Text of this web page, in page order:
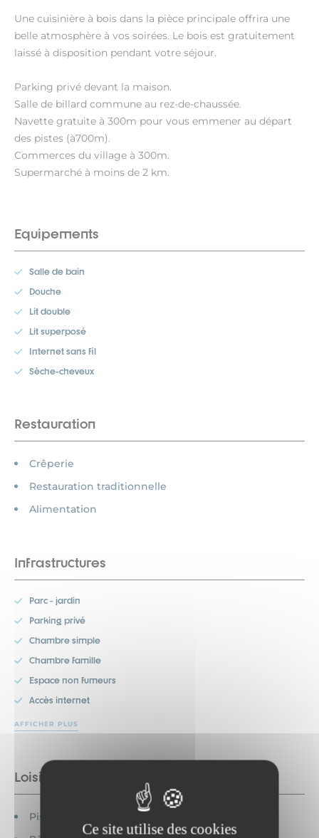
Ce site utilise des cookies
Une cuisinière à bois dans la pièce principale offrira une
belle atmosphère à vos soirées. Le bois est gratuitement
laissé à disposition pendant votre séjour.
Parking privé devant la maison.
Salle de billard commune au rez-de-chaussée.
Navette gratuite à 300m pour vous emmener au départ
des pistes (à700m).
Commerces du village à 300m.
Supermarché à moins de 2 km.
Equipements
Salle de bain
Douche
Lit double
Lit superposé
Internet sans fil
Sèche-cheveux
Restauration
Crêperie
Restauration traditionnelle
Alimentation
Infrastructures
Parc - jardin
Parking privé
Chambre simple
Chambre famille
Espace non fumeurs
Accès internet
AFFICHER PLUS
Loisirs à proximité
Piscine couverte